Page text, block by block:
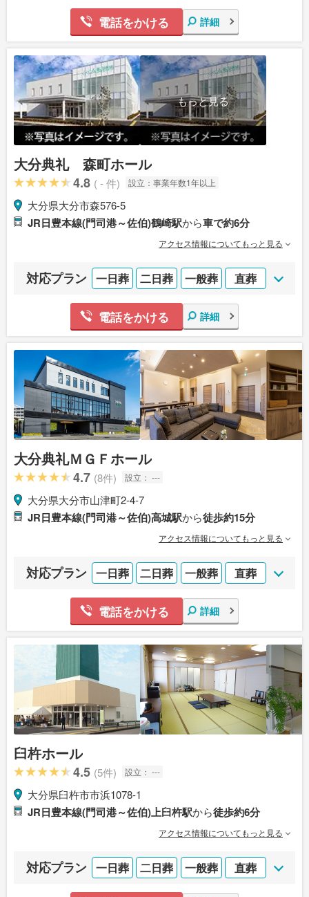
電話をかける 詳細
もっと見る
大分典礼 森町ホール
4.8 ( - 件) 設立： 事業年数1年以上
大分県大分市森576-5
JR日豊本線(門司港～佐伯)鶴崎駅から車で約6分
アクセス情報についてもっと見る
対応プラン 一日葬 二日葬 一般葬 直葬
電話をかける 詳細
大分典礼ＭＧＦホール
4.7 (8件) 設立： ---
大分県大分市山津町2-4-7
JR日豊本線(門司港～佐伯)高城駅から徒歩約15分
アクセス情報についてもっと見る
対応プラン 一日葬 二日葬 一般葬 直葬
電話をかける 詳細
臼杵ホール
4.5 (5件) 設立： ---
大分県臼杵市市浜1078-1
JR日豊本線(門司港～佐伯)上臼杵駅から徒歩約6分
アクセス情報についてもっと見る
対応プラン 一日葬 二日葬 一般葬 直葬